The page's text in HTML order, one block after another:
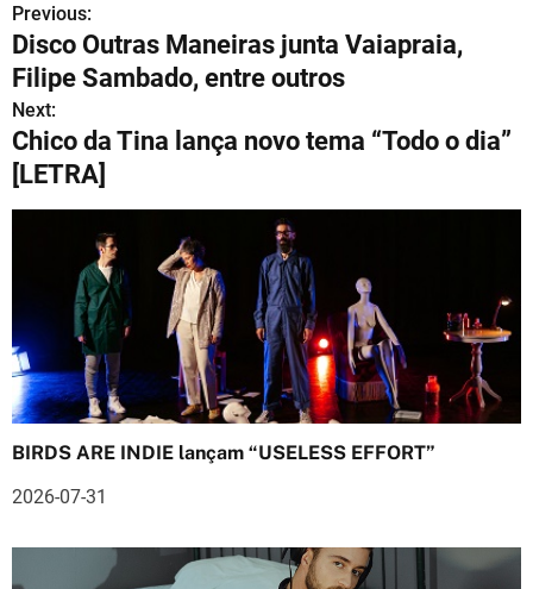
N
a
v
e
g
ã
o
d
Previous:
Disco Outras Maneiras junta Vaiapraia,
Filipe Sambado, entre outros
Next:
Chico da Tina lança novo tema “Todo o dia”
[LETRA]
BIRDS ARE INDIE lançam “USELESS EFFORT”
2026-07-31